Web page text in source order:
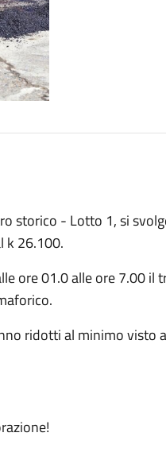
storico - Lotto 1, si
k 26.100.
ore 01.0 alle ore 7.00 il
ridotti al minimo visto